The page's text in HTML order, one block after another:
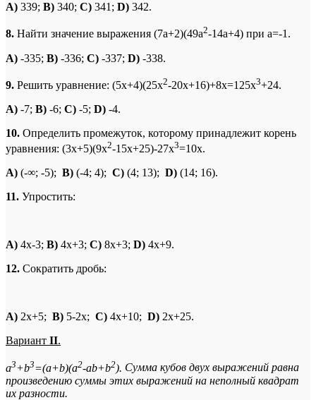
A) 339; B) 340; C) 341; D) 342.
8. Найти значение выражения (7a+2)(49a2-14a+4) при а=-1.
A) -335; B) -336; C) -337; D) -338.
9. Решить уравнение: (5x+4)(25x2-20x+16)+8x=125x3+24.
A) -7; B) -6; C) -5; D) -4.
10. Определить промежуток, которому принадлежит корень
уравнения: (3x+5)(9x2-15x+25)-27x3=10x.
A) (-∞; -5); B) (-4; 4); C) (4; 13); D) (14; 16).
11. Упростить:
A) 4x-3; B) 4x+3; C) 8x+3; D) 4x+9.
12. Сократить дробь:
A) 2x+5; B) 5-2x; C) 4x+10; D) 2x+25.
Вариант II.
a3+b3=(a+b)(a2-ab+b2). Сумма кубов двух выражений равна
произведению суммы этих выражений на неполный квадрат
их разности.